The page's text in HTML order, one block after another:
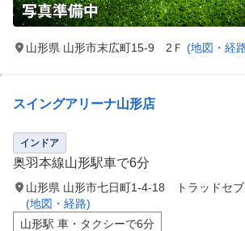
山形県 山形市末広町15-9 2Ｆ (地図・経
スイングアリーナ山形店
インドア
奥羽本線山形駅車で6分
山形県 山形市七日町1-4-18 トラッドセ
(地図・経路)
山形駅 車・タクシーで6分